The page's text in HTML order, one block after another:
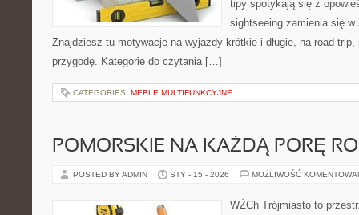
tipy spotykają się z
sightseeing zamienia się w
Znajdziesz tu motywacje na wyjazdy krótkie i długie, na road
przygodę. Kategorie do czytania […]
CATEGORIES: MEBLE MULTIFUNKCYJNE
POMORSKIE NA KAŻDĄ PORĘ
POSTED BY ADMIN STY - 15 - 2026 MOŻLIWOŚĆ
WŻCh Trójmiasto to